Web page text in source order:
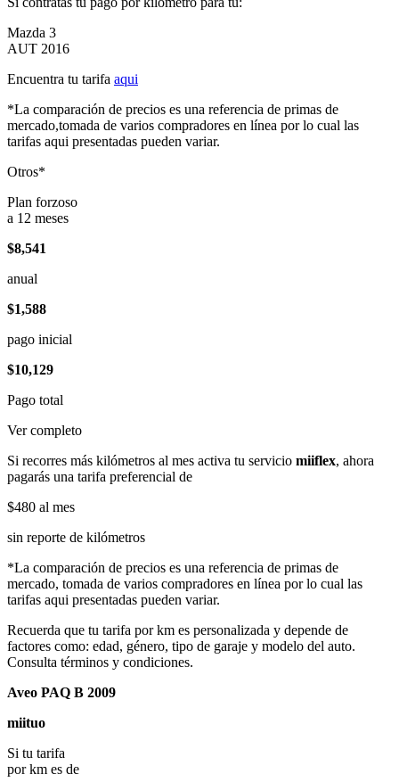
Mazda 3
AUT 2016
Encuentra tu tarifa aqui
*La comparación de precios es una referencia de primas de
mercado,tomada de varios compradores en línea por lo cual las
tarifas aqui presentadas pueden variar.
Otros*
Plan forzoso
a 12 meses
$8,541
anual
$1,588
pago inicial
$10,129
Pago total
Ver completo
Si recorres más kilómetros al mes activa tu servicio miiflex, ahora
pagarás una tarifa preferencial de
$480 al mes
sin reporte de kilómetros
*La comparación de precios es una referencia de primas de
mercado, tomada de varios compradores en línea por lo cual las
tarifas aqui presentadas pueden variar.
Recuerda que tu tarifa por km es personalizada y depende de
factores como: edad, género, tipo de garaje y modelo del auto.
Consulta términos y condiciones.
Aveo PAQ B 2009
miituo
Si tu tarifa
por km es de